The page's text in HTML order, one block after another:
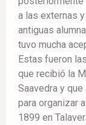
a las externas
antiguas
tuvo mucha
Estas fueron
que recibió la
Saavedra y
para organizar
1899 en